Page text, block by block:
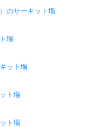
のサーキット場
場
ット場
ト場
ト場